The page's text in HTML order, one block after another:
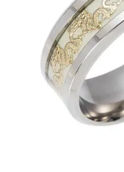
semipretioase
Bijuterii argint placat cu aur
Bijuterii argint cu diverse
materiale
Bijuterii argint cu murano
Bijuterii de Lux
Bijuterii gotice si rock
Bijuterii Handmade
Bijuterii fantezie
Casete si cutii de bijuterii
Bijuterii tungsten